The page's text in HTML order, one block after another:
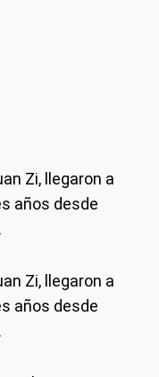
Zi, llegaron a
años desde
Zi, llegaron a
años desde